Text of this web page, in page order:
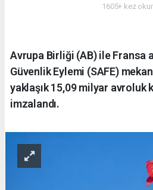
1605+ kez
Avrupa Birliği (AB) ile Fransa
Güvenlik Eylemi (SAFE)
yaklaşık 15,09 milyar avroluk
imzalandı.